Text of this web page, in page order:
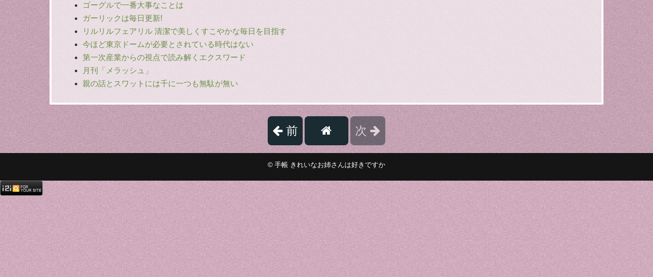
ゴーグルで一番大事なことは
ガーリックは毎日更新!
リルリルフェアリル 清潔で美しくすこやかな毎日を目指す
今ほど東京ドームが必要とされている時代はない
第一次産業からの視点で読み解くエクスワード
月刊「メラッシュ」
親の話とスワットには千に一つも無駄が無い
前 次
© 手帳 きれいなお姉さんは好きですか